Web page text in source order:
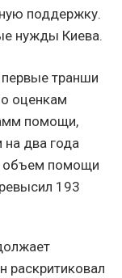
поддержку.
нужды Киева.
транши
оценкам
помощи,
на два года
объем помощи
193
раскритиковал